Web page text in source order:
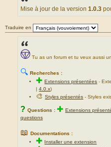
Mise à jour de la version 1.0.3
Traduire en
Tu as un forum et tu veux aussi
🔍 Recherches :
✚Extensions présentées -
|4.0.x)
🎨Styles présentés - Styles
? Questions : ✚ Extensions
questions
📖 Documentations :
✚ Installer une extension